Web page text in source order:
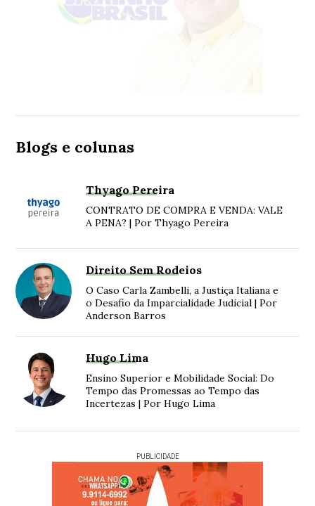
Blogs e colunas
Thyago Pereira
CONTRATO DE COMPRA E VENDA: VALE
A PENA? | Por Thyago Pereira
Direito Sem Rodeios
O Caso Carla Zambelli, a Justiça Italiana e
o Desafio da Imparcialidade Judicial | Por
Anderson Barros
Hugo Lima
Ensino Superior e Mobilidade Social: Do
Tempo das Promessas ao Tempo das
Incertezas | Por Hugo Lima
PUBLICIDADE